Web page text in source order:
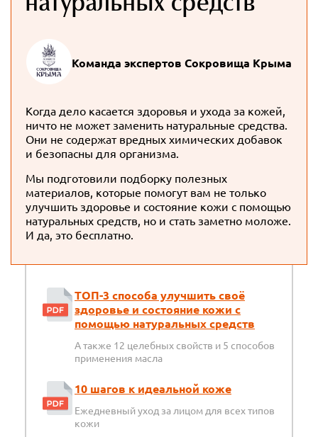
Команда экспертов Сокровища Крыма
Когда дело касается здоровья и ухода за кожей,
ничто не может заменить натуральные средства.
Они не содержат вредных химических добавок
и безопасны для организма.
Мы подготовили подборку полезных
материалов, которые помогут вам не только
улучшить здоровье и состояние кожи с помощью
натуральных средств, но и стать заметно моложе.
И да, это бесплатно.
ТОП-3 способа улучшить своё
здоровье и состояние кожи с
помощью натуральных средств
А также 12 целебных свойств и 5 способов
применения масла
10 шагов к идеальной коже
Ежедневный уход за лицом для всех типов
кожи